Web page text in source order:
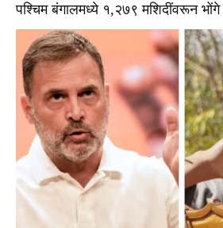
पश्चिम बंगालमध्ये १,२७९ मशिदींवरून